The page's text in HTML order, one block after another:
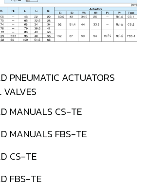
PNEUMATIC ACTUATORS
MANUALS CS-TE
MANUALS FBS-TE
CS-TE
FBS-TE